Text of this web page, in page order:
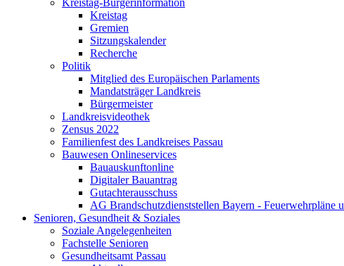
Kreistag-Bürgerinformation
Kreistag
Gremien
Sitzungskalender
Recherche
Politik
Mitglied des Europäischen Parlaments
Mandatsträger Landkreis
Bürgermeister
Landkreisvideothek
Zensus 2022
Familienfest des Landkreises Passau
Bauwesen Onlineservices
Bauauskunftonline
Digitaler Bauantrag
Gutachterausschuss
AG Brandschutzdienststellen Bayern - Feuerwehrpläne
Senioren, Gesundheit & Soziales
Soziale Angelegenheiten
Fachstelle Senioren
Gesundheitsamt Passau